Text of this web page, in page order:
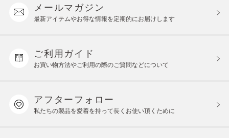
メールマガジン
最新アイテムやお得な情報を定期的にお届けします
ご利用ガイド
お買い物方法やご利用の際のご質問などについて
アフターフォロー
私たちの製品を愛着を持って長くお使い頂くために